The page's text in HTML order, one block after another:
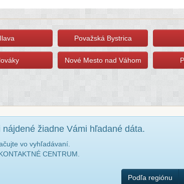
Ilava Považská Bystrica
Nové Mesto nad Váhom
žiadne Vámi hľadané dáta.
vo vyhľadávaní.
CENTRUM.
Podľa regiónu